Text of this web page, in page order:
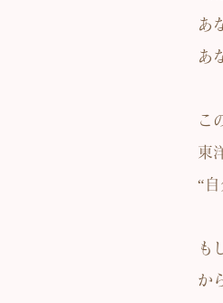
あ
あ
こ
東
“
も
か